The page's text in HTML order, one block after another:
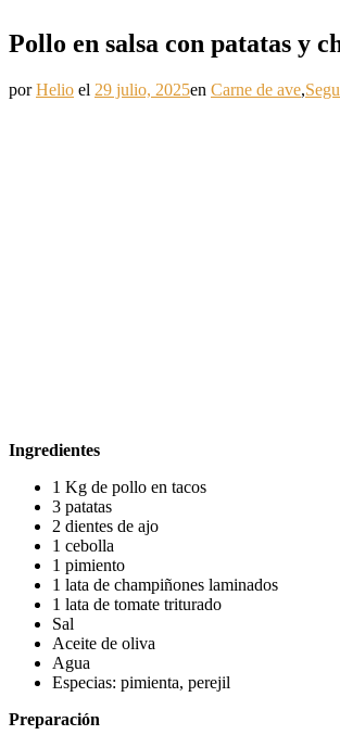
Pollo en salsa con patatas y
porHelio el 29 julio, 2025en Carne de ave,
Ingredientes
1 Kg de pollo en tacos
3 patatas
2 dientes de ajo
1 cebolla
1 pimiento
1 lata de champiñones laminados
1 lata de tomate triturado
Sal
Aceite de oliva
Agua
Especias: pimienta, perejil
Preparación